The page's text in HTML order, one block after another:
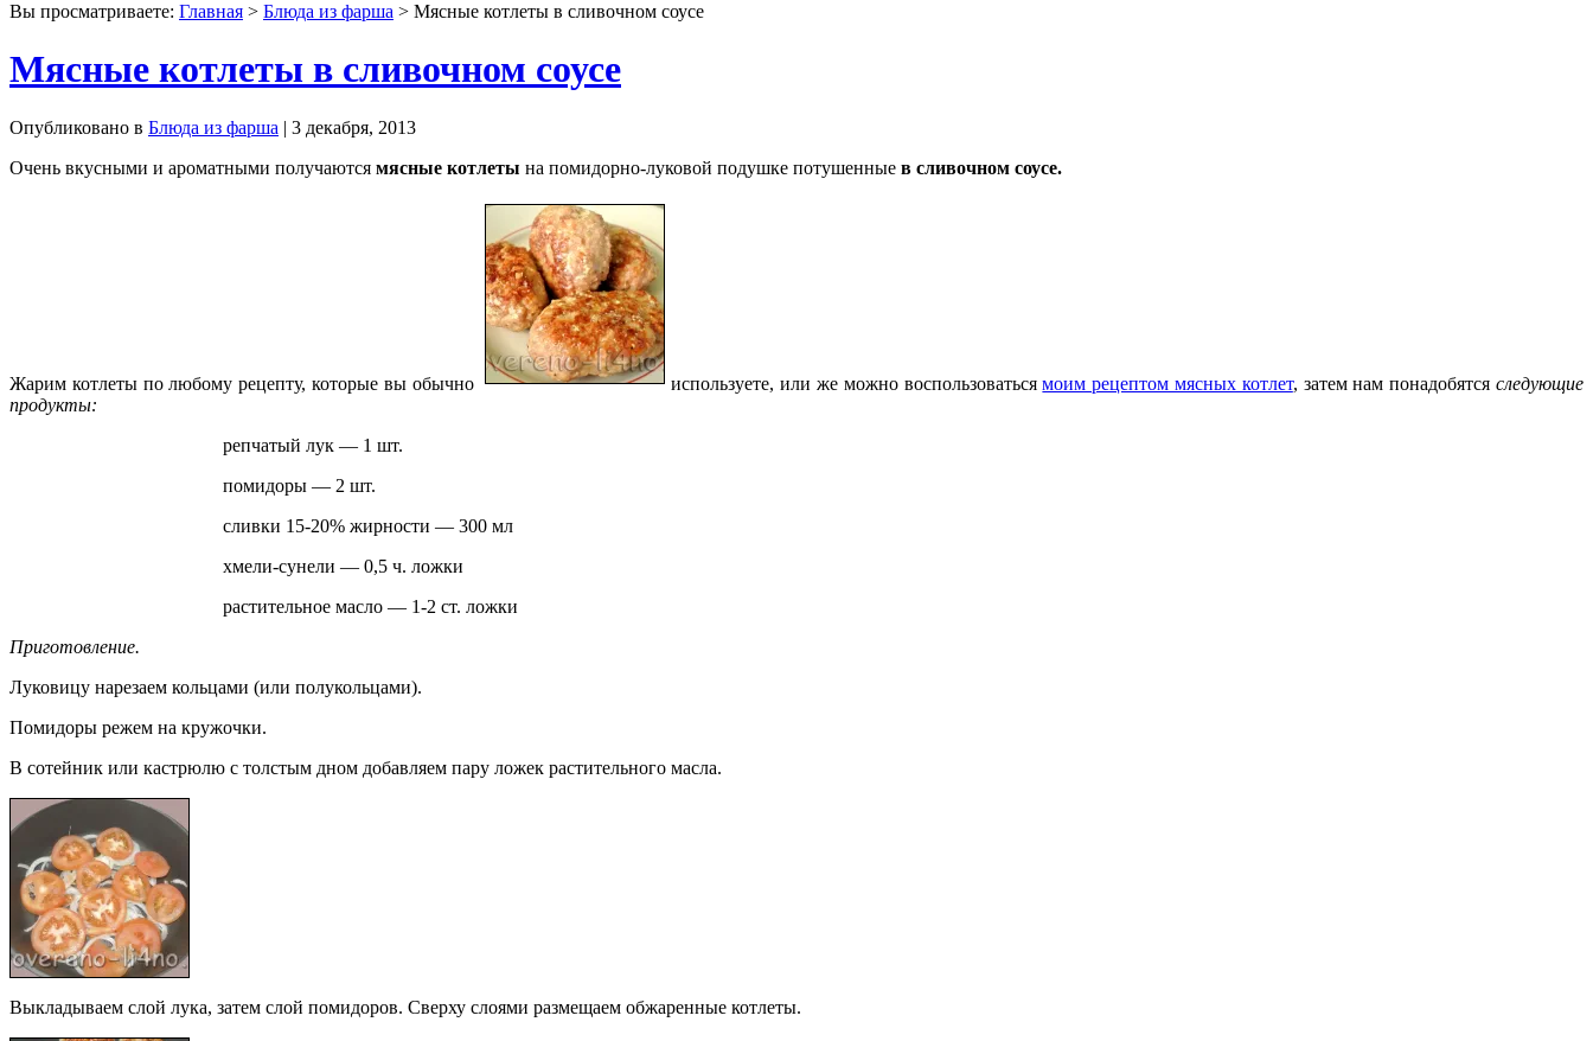
Вы просматриваете: Главная > Блюда из фарша > Мясные котлеты в сливочном соусе
Мясные котлеты в сливочном соусе
Опубликовано в Блюда из фарша | 3 декабря, 2013
Очень вкусными и ароматными получаются мясные котлеты на помидорно-луковой подушке потушенные в сливочном соусе.
Жарим котлеты по любому рецепту, которые вы обычно используете, или же можно воспользоватьсямоим рецептом мясных котлет, затем нам понадобятсяследующие
продукты:
репчатый лук — 1 шт.
помидоры — 2 шт.
сливки 15-20% жирности — 300 мл
хмели-сунели — 0,5 ч. ложки
растительное масло — 1-2 ст. ложки
Приготовление.
Луковицу нарезаем кольцами (или полукольцами).
Помидоры режем на кружочки.
В сотейник или кастрюлю с толстым дном добавляем пару ложек растительного масла.
Выкладываем слой лука, затем слой помидоров. Сверху слоями размещаем обжаренные котлеты.